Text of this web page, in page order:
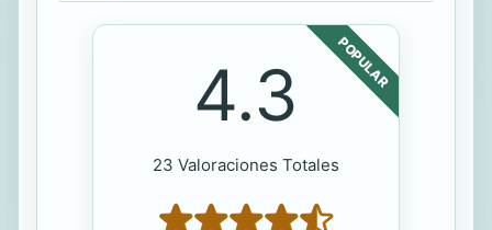
POPULAR
4.3
23 Valoraciones Totales